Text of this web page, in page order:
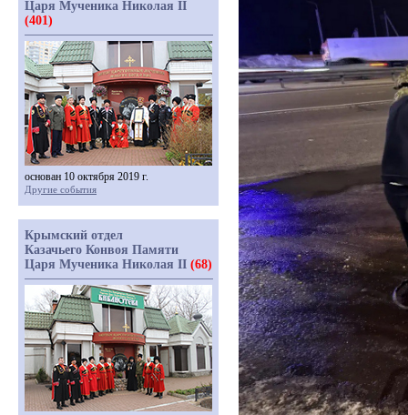
Царя Мученика Николая II
(401)
основан 10 октября 2019 г.
Другие события
Крымский отдел
Казачьего Конвоя Памяти
Царя Мученика Николая II (68)